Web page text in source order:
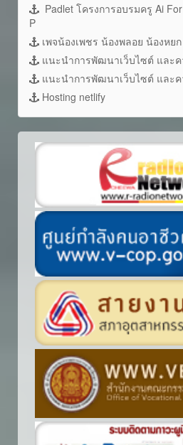
Padlet โครงการอบรมครู Ai
P
เพจน้องเพชร น้องพลอย น้องหย
แนะนำการพัฒนาเว็บไซต์ และค
แนะนำการพัฒนาเว็บไซต์ และค
Hosting netlify